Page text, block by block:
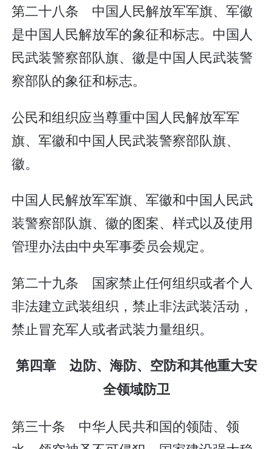
第二十八条 中国人民解放军军旗、军徽
是中国人民解放军的象征和标志。中国人
民武装警察部队旗、徽是中国人民武装警
察部队的象征和标志。
公民和组织应当尊重中国人民解放军军
旗、军徽和中国人民武装警察部队旗、
徽。
中国人民解放军军旗、军徽和中国人民武
装警察部队旗、徽的图案、样式以及使用
管理办法由中央军事委员会规定。
第二十九条 国家禁止任何组织或者个人
非法建立武装组织，禁止非法武装活动，
禁止冒充军人或者武装力量组织。
第四章 边防、海防、空防和其他重大安
全领域防卫
第三十条 中华人民共和国的领陆、领